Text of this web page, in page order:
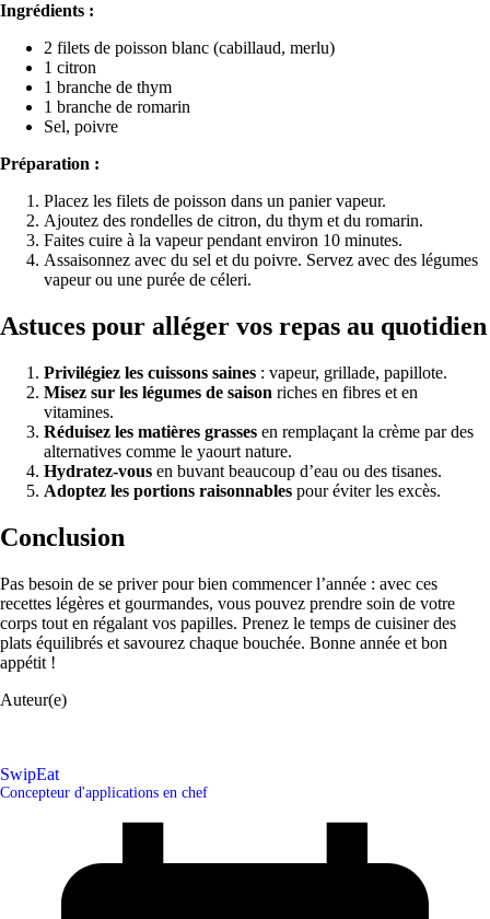
Ingrédients :
2 filets de poisson blanc (cabillaud, merlu)
1 citron
1 branche de thym
1 branche de romarin
Sel, poivre
Préparation :
Placez les filets de poisson dans un panier vapeur.
Ajoutez des rondelles de citron, du thym et du romarin.
Faites cuire à la vapeur pendant environ 10 minutes.
Assaisonnez avec du sel et du poivre. Servez avec des légumes
vapeur ou une purée de céleri.
Astuces pour alléger vos repas au quotidien
Privilégiez les cuissons saines : vapeur, grillade, papillote.
Misez sur les légumes de saison riches en fibres et en
vitamines.
Réduisez les matières grasses en remplaçant la crème par des
alternatives comme le yaourt nature.
Hydratez-vous en buvant beaucoup d’eau ou des tisanes.
Adoptez les portions raisonnables pour éviter les excès.
Conclusion
Pas besoin de se priver pour bien commencer l’année : avec ces
recettes légères et gourmandes, vous pouvez prendre soin de votre
corps tout en régalant vos papilles. Prenez le temps de cuisiner des
plats équilibrés et savourez chaque bouchée. Bonne année et bon
appétit !
Auteur(e)
SwipEat
Concepteur d'applications en chef